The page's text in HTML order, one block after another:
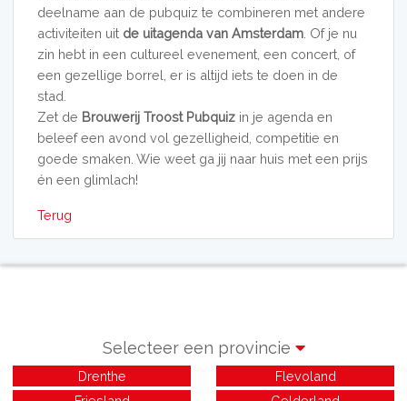
deelname aan de pubquiz te combineren met andere
activiteiten uit de uitagenda van Amsterdam. Of je nu
zin hebt in een cultureel evenement, een concert, of
een gezellige borrel, er is altijd iets te doen in de
stad.
Zet de Brouwerij Troost Pubquizin je agenda en
beleef een avond vol gezelligheid, competitie en
goede smaken. Wie weet ga jij naar huis met een prijs
én een glimlach!
Terug
Selecteer een provincie
Drenthe
Flevoland